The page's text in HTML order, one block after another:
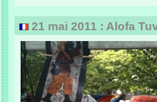
21 mai 2011 : Alofa